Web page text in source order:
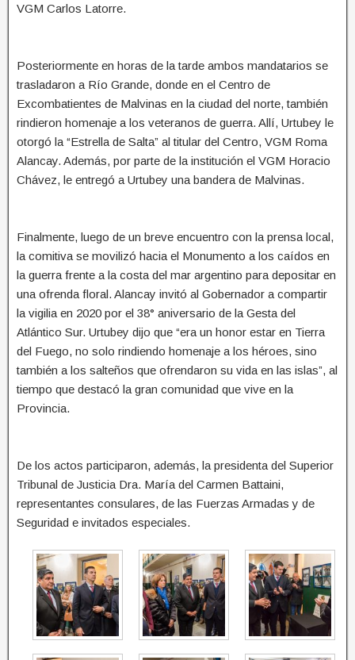
VGM Carlos Latorre.
Posteriormente en horas de la tarde ambos mandatarios se
trasladaron a Río Grande, donde en el Centro de
Excombatientes de Malvinas en la ciudad del norte, también
rindieron homenaje a los veteranos de guerra. Allí, Urtubey le
otorgó la “Estrella de Salta” al titular del Centro, VGM Roma
Alancay. Además, por parte de la institución el VGM Horacio
Chávez, le entregó a Urtubey una bandera de Malvinas.
Finalmente, luego de un breve encuentro con la prensa local,
la comitiva se movilizó hacia el Monumento a los caídos en
la guerra frente a la costa del mar argentino para depositar en
una ofrenda floral. Alancay invitó al Gobernador a compartir
la vigilia en 2020 por el 38° aniversario de la Gesta del
Atlántico Sur. Urtubey dijo que “era un honor estar en Tierra
del Fuego, no solo rindiendo homenaje a los héroes, sino
también a los salteños que ofrendaron su vida en las islas”, al
tiempo que destacó la gran comunidad que vive en la
Provincia.
De los actos participaron, además, la presidenta del Superior
Tribunal de Justicia Dra. María del Carmen Battaini,
representantes consulares, de las Fuerzas Armadas y de
Seguridad e invitados especiales.